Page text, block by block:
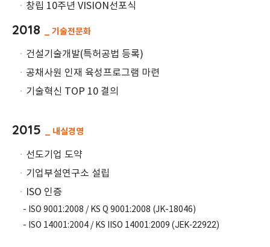
ㆍ 창립 10주년 VISION선포식
2018 _ 기술전문화
ㆍ 건설기술개발(특허공법 등록)
ㆍ 공채사원 인재 육성프로그램 마련
ㆍ 기술혁신 TOP 10 결의
2015 _ 내실경영
ㆍ 선도기업 도약
ㆍ 기업부설연구소 설립
ㆍ
ISO 인증
- ISO 9001:2008 / KS Q 9001:2008 (JK-18046)
- ISO 14001:2004 / KS IISO 14001:2009 (JEK-22922)